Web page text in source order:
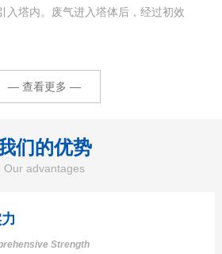
入塔内。废气进入塔体后，经过初效
成细小液滴，与废气充分接触，实现
净化。喷嘴的布置和数...
— 查看更多 —
们的优势
Our advantages
Strength